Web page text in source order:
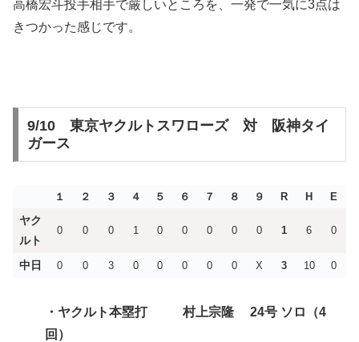
高橋宏斗投手相手で厳しいところを、一発で一気に3点は
きつかった感じです。
9/10 東京ヤクルトスワローズ 対 阪神タイ
ガース
１ ２ ３ ４ ５ ６ ７ ８ ９ R H E
ヤク
ルト
0 0 0 1 0 0 0 0 0 1 6 0
中日 0 0 3 0 0 0 0 0 X 3 10 0
・ヤクルト本塁打 村上宗隆 24号 ソロ（4
回）